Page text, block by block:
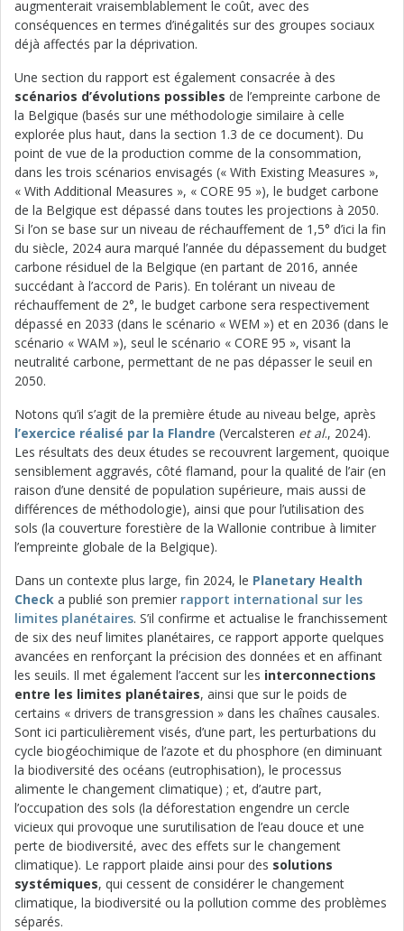
augmenterait vraisemblablement le coût, avec des
conséquences en termes d’inégalités sur des groupes sociaux
déjà affectés par la déprivation.
Une section du rapport est également consacrée à des
scénarios d’évolutions possibles de l’empreinte carbone de
la Belgique (basés sur une méthodologie similaire à celle
explorée plus haut, dans la section 1.3 de ce document). Du
point de vue de la production comme de la consommation,
dans les trois scénarios envisagés (« With Existing Measures »,
« With Additional Measures », « CORE 95 »), le budget carbone
de la Belgique est dépassé dans toutes les projections à 2050.
Si l’on se base sur un niveau de réchauffement de 1,5° d’ici la fin
du siècle, 2024 aura marqué l’année du dépassement du budget
carbone résiduel de la Belgique (en partant de 2016, année
succédant à l’accord de Paris). En tolérant un niveau de
réchauffement de 2°, le budget carbone sera respectivement
dépassé en 2033 (dans le scénario « WEM ») et en 2036 (dans le
scénario « WAM »), seul le scénario « CORE 95 », visant la
neutralité carbone, permettant de ne pas dépasser le seuil en
2050.
Notons qu’il s’agit de la première étude au niveau belge, après
l’exercice réalisé par la Flandre (Vercalsteren et al., 2024).
Les résultats des deux études se recouvrent largement, quoique
sensiblement aggravés, côté flamand, pour la qualité de l’air (en
raison d’une densité de population supérieure, mais aussi de
différences de méthodologie), ainsi que pour l’utilisation des
sols (la couverture forestière de la Wallonie contribue à limiter
l’empreinte globale de la Belgique).
Dans un contexte plus large, fin 2024, le Planetary Health
Check a publié son premier rapport international sur les
limites planétaires. S’il confirme et actualise le franchissement
de six des neuf limites planétaires, ce rapport apporte quelques
avancées en renforçant la précision des données et en affinant
les seuils. Il met également l’accent sur les interconnections
entre les limites planétaires, ainsi que sur le poids de
certains « drivers de transgression » dans les chaînes causales.
Sont ici particulièrement visés, d’une part, les perturbations du
cycle biogéochimique de l’azote et du phosphore (en diminuant
la biodiversité des océans (eutrophisation), le processus
alimente le changement climatique) ; et, d’autre part,
l’occupation des sols (la déforestation engendre un cercle
vicieux qui provoque une surutilisation de l’eau douce et une
perte de biodiversité, avec des effets sur le changement
climatique). Le rapport plaide ainsi pour des solutions
systémiques, qui cessent de considérer le changement
climatique, la biodiversité ou la pollution comme des problèmes
séparés.